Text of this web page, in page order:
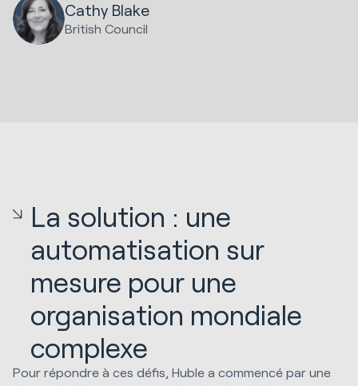
Cathy Blake
British Council
La solution : une
automatisation sur
mesure pour une
organisation mondiale
complexe
Pour répondre à ces défis, Huble a commencé par une